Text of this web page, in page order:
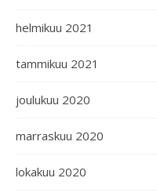
helmikuu 2021
tammikuu 2021
joulukuu 2020
marraskuu 2020
lokakuu 2020